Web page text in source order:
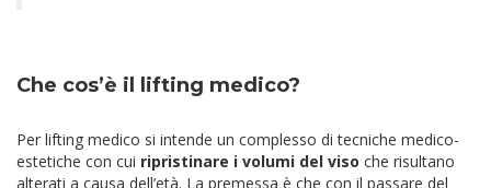
Che cos’è il lifting medico?
Per lifting medico si intende un complesso di tecniche medico-
estetiche con cui ripristinare i volumi del viso che risultano
alterati a causa dell’età. La premessa è che con il passare del